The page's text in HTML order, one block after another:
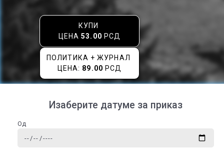
КУПИ
ЦЕНА53.00 РСД
ПОЛИТИКА + ЖУРНАЛ
ЦЕНА: 89.00 РСД
Изаберите датуме за приказ
Од